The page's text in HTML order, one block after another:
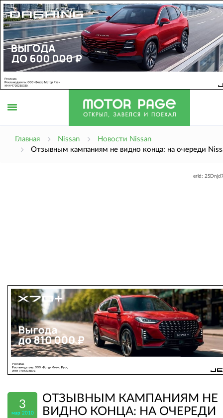
Главная Nissan
Новости Nissan
Отзывным кампаниям не видно конца: на очереди
erid:
3
мар 2010
ОТЗЫВНЫМ КАМПАНИЯМ НЕ
ВИДНО КОНЦА: НА ОЧЕРЕДИ